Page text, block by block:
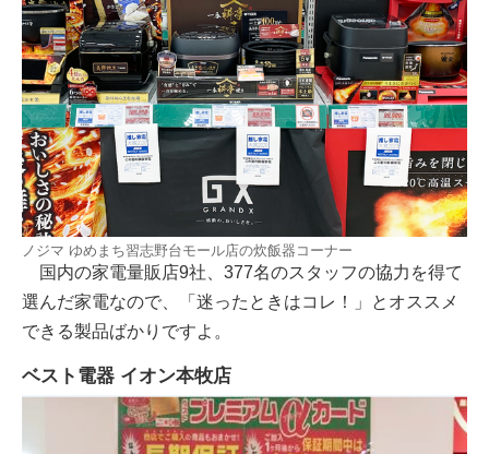
ノジマ ゆめまち習志野台モール店の炊飯器コーナー
国内の家電量販店9社、377名のスタッフの協力を得て
選んだ家電なので、「迷ったときはコレ！」とオススメ
できる製品ばかりですよ。
ベスト電器 イオン本牧店